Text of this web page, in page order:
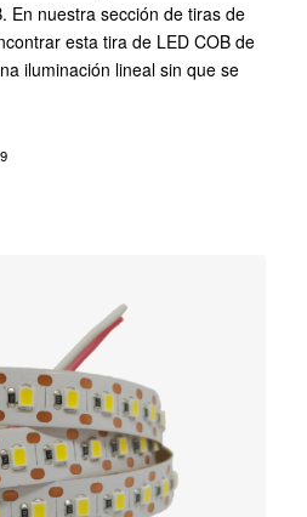
En nuestra sección de tiras de
esta tira de LED COB de
iluminación lineal sin que se